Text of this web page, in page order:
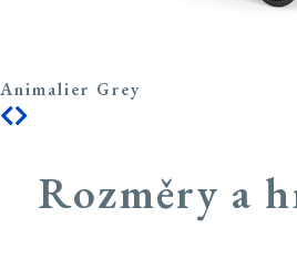
Animalier Grey
Rozměry a